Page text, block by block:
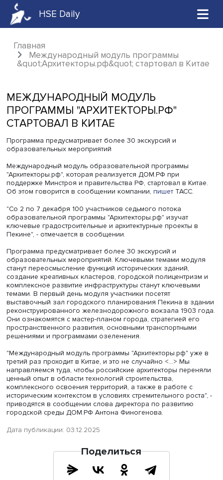
HSE Daily
Главная
Международный модуль программы
МЕЖДУНАРОДНЫЙ МОДУЛЬ
ПРОГРАММЫ "АРХИТЕКТОРЫ.РФ"
СТАРТОВАЛ В КИТАЕ
Программа предусматривает более 30 экскурсий и
образовательных мероприятий
Международный модуль образовательной программы
поддержке Минстроя и правительства РФ, стартовал в
Об этом говорится в сообщении компании,пишет
"Со 2 по 7 декабря 100 участников седьмого потока
образовательной программы "Архитекторы.рф" изучат
ключевые градостроительные и архитектурные проекты
Пекине", - отмечается в сообщении.
Программа предусматривает более 30 экскурсий и
образовательных мероприятий. Ключевыми темами
станут переосмысление функций исторических зданий,
создание креативных кластеров, городской
комплексное развитие инфраструктуры станут
темами. В первый день модуля участники посетят
реконструированного железнодорожного вокзала
Они ознакомятся с мастер-планом города, стратегией
пространственного развития, основными
решениями и программами озеленения.
"Международный модуль программы "Архитекторы.рф"
третий раз проходит в Китае, и это не случайно <...> Мы
направляемся туда, чтобы российские архитекторы
ценный опыт в области технологий строительства,
историческим контекстом в условиях стремительного
приводятся в сообщении слова директора по развитию
городской среды ДОМ.РФ Антона Финогенова.